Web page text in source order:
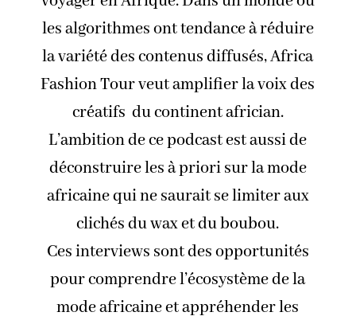
les algorithmes ont tendance à réduire
la variété des contenus diffusés, Africa
Fashion Tour veut amplifier la voix des
créatifs du continent africian.
L’ambition de ce podcast est aussi de
déconstruire les à priori sur la mode
africaine qui ne saurait se limiter aux
clichés du wax et du boubou.
Ces interviews sont des opportunités
pour comprendre l’écosystème de la
mode africaine et appréhender les